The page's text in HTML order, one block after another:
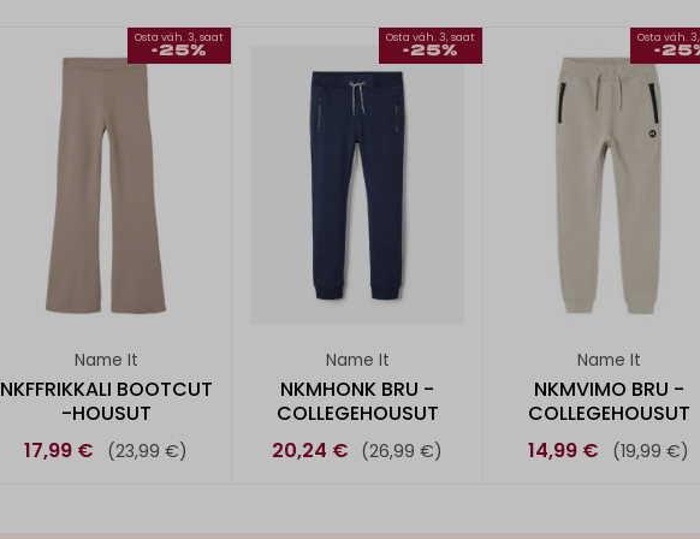
Osta väh. 3, saat
-25%
Name It
NKFFRIKKALI BOOTCUT
-HOUSUT
17,99 €
(23,99 €)
Osta väh. 3, saat
-25%
Name It
NKMHONK BRU -
COLLEGEHOUSUT
20,24 € (26,99 €)
Osta väh.
-
Name It
NKMVIMO BRU -
COLLEGEHOUSUT
14,99 €
(19,99 €)